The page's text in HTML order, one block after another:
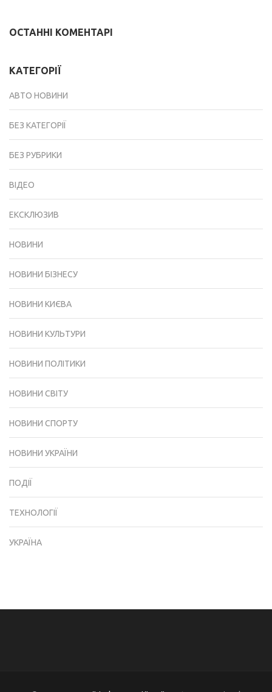
ОСТАННІ КОМЕНТАРІ
КАТЕГОРІЇ
АВТО НОВИНИ
БЕЗ КАТЕГОРІЇ
БЕЗ РУБРИКИ
ВІДЕО
ЕКСКЛЮЗИВ
НОВИНИ
НОВИНИ БІЗНЕСУ
НОВИНИ КИЄВА
НОВИНИ КУЛЬТУРИ
НОВИНИ ПОЛІТИКИ
НОВИНИ СВІТУ
НОВИНИ СПОРТУ
НОВИНИ УКРАЇНИ
ПОДІЇ
ТЕХНОЛОГІЇ
УКРАЇНА